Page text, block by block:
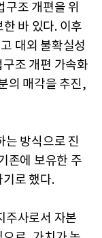
조 개편을 위
바 있다. 이후
대외 불확실성
조 개편 가속화
의 매각을 추진,
는 방식으로 진
존에 보유한 주
로 했다.
주사로서 자본